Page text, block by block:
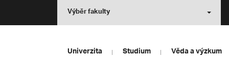
Výběr fakulty
Univerzita Studium Věda a výzkum